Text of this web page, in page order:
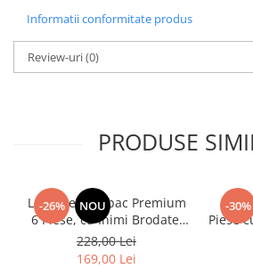
Informatii conformitate produs
Review-uri(0)
PRODUSE
-26% NOU
Lenjerie Bumbac Premium
6 Piese, cu Inimi Brodate,
Turcoaz
228,00 Lei
169,00 Lei
-30%
Piese